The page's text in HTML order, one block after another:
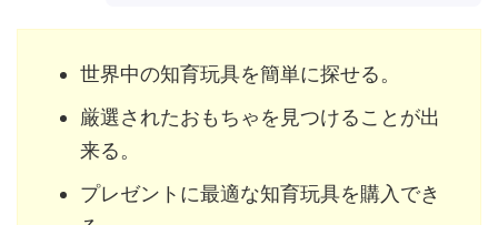
世界中の知育玩具を簡単に探せる。
厳選されたおもちゃを見つけることが出
来る。
プレゼントに最適な知育玩具を購入でき